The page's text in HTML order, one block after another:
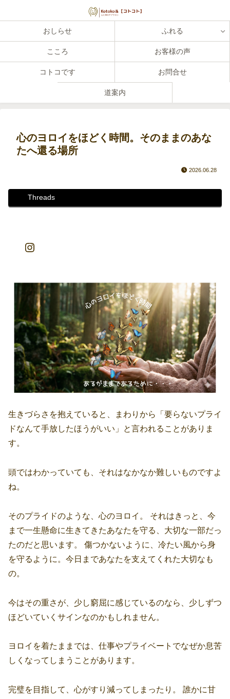
おしらせ ふれる
こころ お客様の声
コトコです お問合せ
道案内
心のヨロイをほどく時間。そのままのあな
たへ還る場所
2026.06.28
Threads
生きづらさを抱えていると、まわりから「要らないプライ
ドなんて手放したほうがいい」と言われることがありま
す。
頭ではわかっていても、それはなかなか難しいものですよ
ね。
そのプライドのような、心のヨロイ。 それはきっと、今
まで一生懸命に生きてきたあなたを守る、大切な一部だっ
たのだと思います。 傷つかないように、冷たい風から身
を守るように。今日まであなたを支えてくれた大切なも
の。
今はその重さが、少し窮屈に感じているのなら、少しずつ
ほどいていくサインなのかもしれません。
ヨロイを着たままでは、仕事やプライベートでなぜか息苦
しくなってしまうことがあります。
完璧を目指して、心がすり減ってしまったり。 誰かに甘